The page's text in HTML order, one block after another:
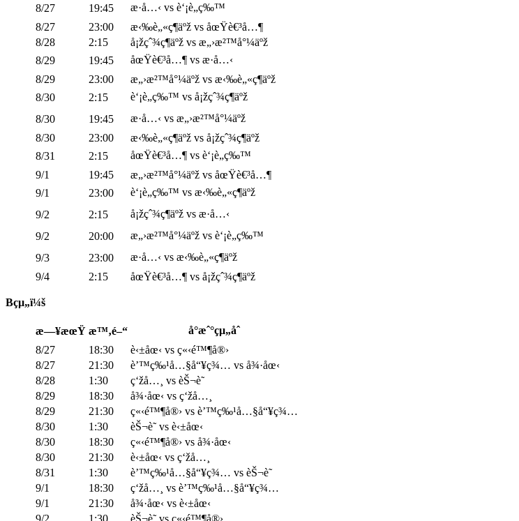
8/27
19:45
æ·å…‹ vs è‘¡è„ç‰™
8/27
23:00
æ‹‰è„«ç¶­äºž vs åœŸè€³å…¶
8/28
2:15
å¡žçˆ¾ç¶­äºž vs æ„›æ²™å°¼äºž
8/29
19:45
åœŸè€³å…¶ vs æ·å…‹
8/29
23:00
æ„›æ²™å°¼äºž vs æ‹‰è„«ç¶­äºž
8/30
2:15
è‘¡è„ç‰™ vs å¡žçˆ¾ç¶­äºž
8/30
19:45
æ·å…‹ vs æ„›æ²™å°¼äºž
8/30
23:00
æ‹‰è„«ç¶­äºž vs å¡žçˆ¾ç¶­äºž
8/31
2:15
åœŸè€³å…¶ vs è‘¡è„ç‰™
9/1
19:45
æ„›æ²™å°¼äºž vs åœŸè€³å…¶
9/1
23:00
è‘¡è„ç‰™ vs æ‹‰è„«ç¶­äºž
9/2
2:15
å¡žçˆ¾ç¶­äºž vs æ·å…‹
9/2
20:00
æ„›æ²™å°¼äºž vs è‘¡è„ç‰™
9/3
23:00
æ·å…‹ vs æ‹‰è„«ç¶­äºž
9/4
2:15 åœŸè€³å…¶ vs å¡žçˆ¾ç¶­äºž
Bçµ„ï¼š
æ—¥æœŸ æ™‚é–“
å°æˆ°çµ„åˆ
8/27
18:30
è‹±åœ‹ vs ç«‹é™¶å®›
8/27
21:30
è’™ç‰¹å…§å“¥ç¾… vs å¾·åœ‹
8/28
1:30
ç‘žå…¸ vs èŠ¬è˜­
8/29
18:30
å¾·åœ‹ vs ç‘žå…¸
8/29
21:30
ç«‹é™¶å®› vs è’™ç‰¹å…§å“¥ç¾…
8/30
1:30
èŠ¬è˜­ vs è‹±åœ‹
8/30
18:30
ç«‹é™¶å®› vs å¾·åœ‹
8/30
21:30
è‹±åœ‹ vs ç‘žå…¸
8/31
1:30
è’™ç‰¹å…§å“¥ç¾… vs èŠ¬è˜­
9/1
18:30
ç‘žå…¸ vs è’™ç‰¹å…§å“¥ç¾…
9/1
21:30
å¾·åœ‹ vs è‹±åœ‹
9/2
1:30
èŠ¬è˜­ vs ç«‹é™¶å®›